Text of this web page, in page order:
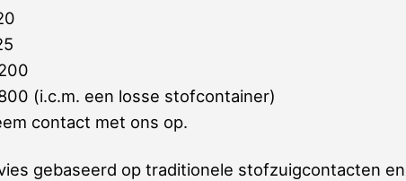
(i.c.m. een losse stofcontainer)
contact met ons op.
gebaseerd op traditionele stofzuigcontacten en